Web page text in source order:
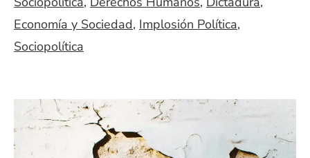
Economía y Sociedad, Implosión Política,
Sociopolítica